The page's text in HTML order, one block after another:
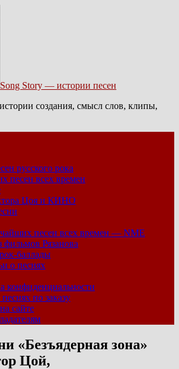
Song Story — истории песен
создания, смысл слов, клипы,
русского рока
песен всех времен
Цоя и КИНО
песен всех времен — NME
фильмов Рязанова
баллады
о песнях
конфиденциальности
по заказу
сайте
«Безъядерная зона»
Цой,